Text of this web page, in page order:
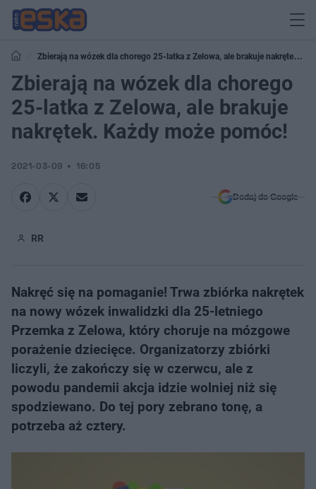
Zbierają na wózek dla chorego 25-latka z Zelowa, ale brakuje nakrętek.
Każdy może pomóc!
Zbierają na wózek dla chorego
25-latka z Zelowa, ale brakuje
nakrętek. Każdy może pomóc!
2021-03-09 16:05
Dodaj do Google
RR
Nakręć się na pomaganie! Trwa zbiórka nakrętek
na nowy wózek inwalidzki dla 25-letniego
Przemka z Zelowa, który choruje na mózgowe
porażenie dziecięce. Organizatorzy zbiórki
liczyli, że zakończy się w czerwcu, ale z
powodu pandemii akcja idzie wolniej niż się
spodziewano. Do tej pory zebrano tonę, a
potrzeba aż cztery.